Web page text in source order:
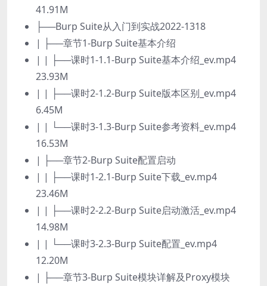
41.91M
├──Burp Suite从入门到实战2022-1318
| ├──章节1-Burp Suite基本介绍
| | ├──课时1-1.1-Burp Suite基本介绍_ev.mp4
23.93M
| | ├──课时2-1.2-Burp Suite版本区别_ev.mp4
6.45M
| | └──课时3-1.3-Burp Suite参考资料_ev.mp4
16.53M
| ├──章节2-Burp Suite配置启动
| | ├──课时1-2.1-Burp Suite下载_ev.mp4
23.46M
| | ├──课时2-2.2-Burp Suite启动激活_ev.mp4
14.98M
| | └──课时3-2.3-Burp Suite配置_ev.mp4
12.20M
| ├──章节3-Burp Suite模块详解及Proxy模块